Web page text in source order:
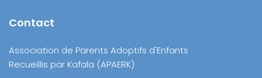
Contact
Association de Parents Adoptifs d'Enfants
Recueillis par Kafala (APAERK)